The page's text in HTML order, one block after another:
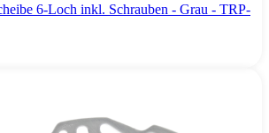
6-Loch inkl. Schrauben - Grau - TRP-